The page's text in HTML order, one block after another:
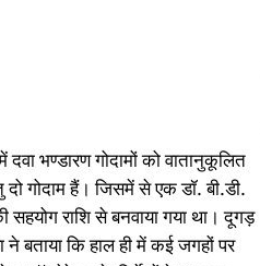
भण्डारण गोदामों को वातानुकूलित
गोदाम हैं। जिसमें से एक डॉ. बी.डी.
सहयोग राशि से बनवाया गया था। दूगड़
बताया कि हाल ही में कई जगहों पर